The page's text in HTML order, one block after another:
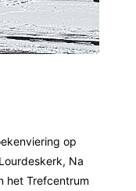
op
Na
het Trefcentrum